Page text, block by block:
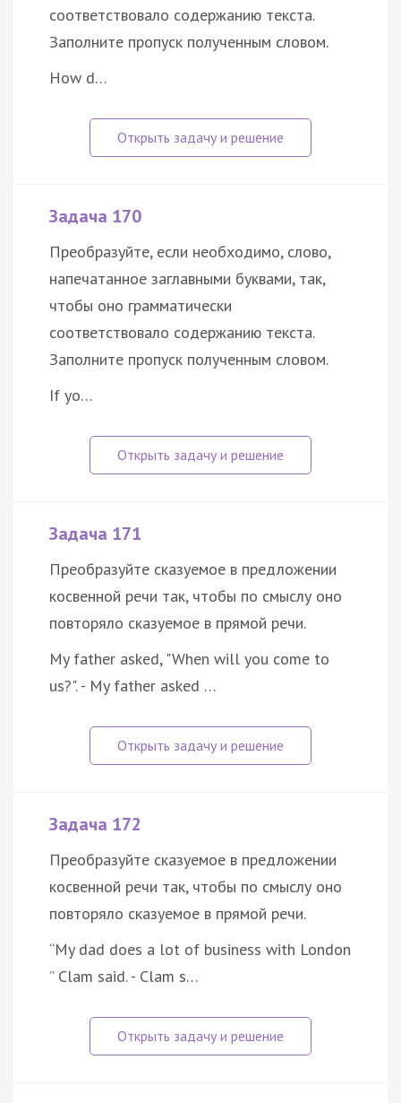
соответствовало содержанию текста.
Заполните пропуск полученным словом.
How d…
Задача 170
Преобразуйте, если необходимо, слово,
напечатанное заглавными буквами, так,
чтобы оно грамматически
соответствовало содержанию текста.
Заполните пропуск полученным словом.
If yo…
Задача 171
Преобразуйте сказуемое в предложении
косвенной речи так, чтобы по смыслу оно
повторяло сказуемое в прямой речи.
My father asked, "When will you come to
us?". - My father asked …
Задача 172
Преобразуйте сказуемое в предложении
косвенной речи так, чтобы по смыслу оно
повторяло сказуемое в прямой речи.
“My dad does a lot of business with London
” Clam said. - Clam s…